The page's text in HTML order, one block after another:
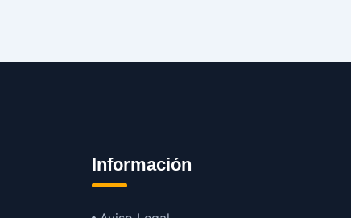
Información